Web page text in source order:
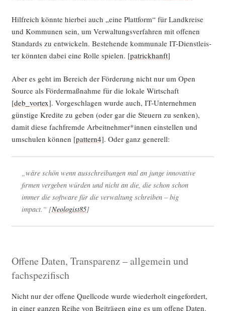
Hilf­reich könn­te hier­bei auch „eine Platt­form“ für Land­krei­se
und Kom­mu­nen sein, um Ver­wal­tungs­ver­fah­ren mit offe­nen
Stan­dards zu ent­wi­ckeln. Bestehen­de kom­mu­na­le IT-Dienst­leis­
ter könn­ten dabei eine Rol­le spie­len. [patrick­hanft]
Aber es geht im Bereich der För­de­rung nicht nur um Open
Source als För­der­maß­nah­me für die loka­le Wirt­schaft
[deb_vortex]. Vor­ge­schla­gen wur­de auch, IT-Unter­neh­men
güns­ti­ge Kre­di­te zu geben (oder gar die Steu­ern zu sen­ken),
damit die­se fach­frem­de Arbeitnehmer*innen ein­stel­len und
umschu­len kön­nen [pattern4]. Oder ganz generell:
„wäre schön wenn aus­schrei­bun­gen mal an jun­ge inno­va­ti­ve
fir­men ver­ge­ben wür­den und nicht an die, die schon schon
immer die soft­ware für die ver­wal­tung schrei­ben – big
impact.“ [Neologist85]
Offene Daten, Transparenz – allgemein und
fachspezifisch
Nicht nur der offe­ne Quell­code wur­de wie­der­holt ein­ge­for­dert,
in einer gan­zen Rei­he von Bei­trä­gen ging es um offe­ne Daten.